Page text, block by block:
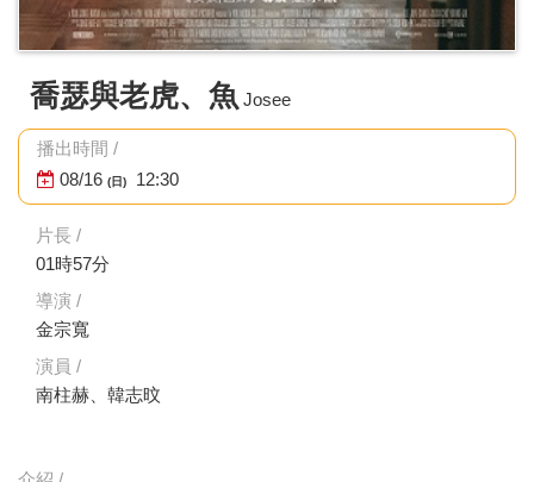
喬瑟與老虎、魚 Josee
播出時間 /
08/16 (日) 12:30
片長 /
01時57分
導演 /
金宗寬
演員 /
南柱赫、韓志旼